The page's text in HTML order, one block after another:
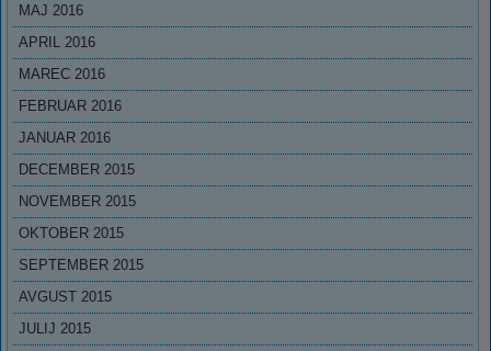
MAJ 2016
APRIL 2016
MAREC 2016
FEBRUAR 2016
JANUAR 2016
DECEMBER 2015
NOVEMBER 2015
OKTOBER 2015
SEPTEMBER 2015
AVGUST 2015
JULIJ 2015